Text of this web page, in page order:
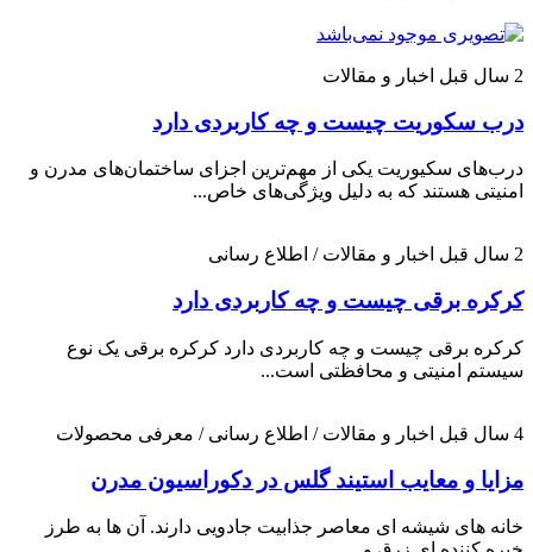
2 سال قبل اخبار و مقالات
درب سکوریت چیست و چه کاربردی دارد
درب‌های سکیوریت یکی از مهم‌ترین اجزای ساختمان‌های مدرن و
امنیتی هستند که به دلیل ویژگی‌های خاص...
2 سال قبل اخبار و مقالات / اطلاع رسانی
کرکره برقی چیست و چه کاربردی دارد
کرکره برقی چیست و چه کاربردی دارد کرکره برقی یک نوع
سیستم امنیتی و محافظتی است...
4 سال قبل اخبار و مقالات / اطلاع رسانی / معرفی محصولات
مزایا و معایب استیند گلس در دکوراسیون مدرن
خانه های شیشه ای معاصر جذابیت جادویی دارند. آن ها به طرز